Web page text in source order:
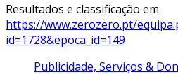
Resultados e classificação em
https://www.zerozero.pt/
id=1728&epoca_id=149
Publicidade, Serviços &